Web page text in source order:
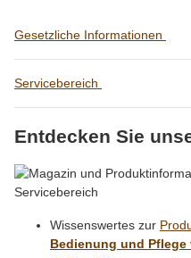
Gesetzliche Informationen
Servicebereich
Entdecken Sie
Wissenswertes zur
Bedienung und Pflege